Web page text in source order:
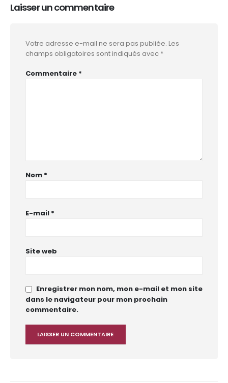
Laisser un commentaire
Votre adresse e-mail ne sera pas publiée. Les
champs obligatoires sont indiqués avec *
Commentaire *
Nom *
E-mail *
Site web
Enregistrer mon nom, mon e-mail et mon site
dans le navigateur pour mon prochain
commentaire.